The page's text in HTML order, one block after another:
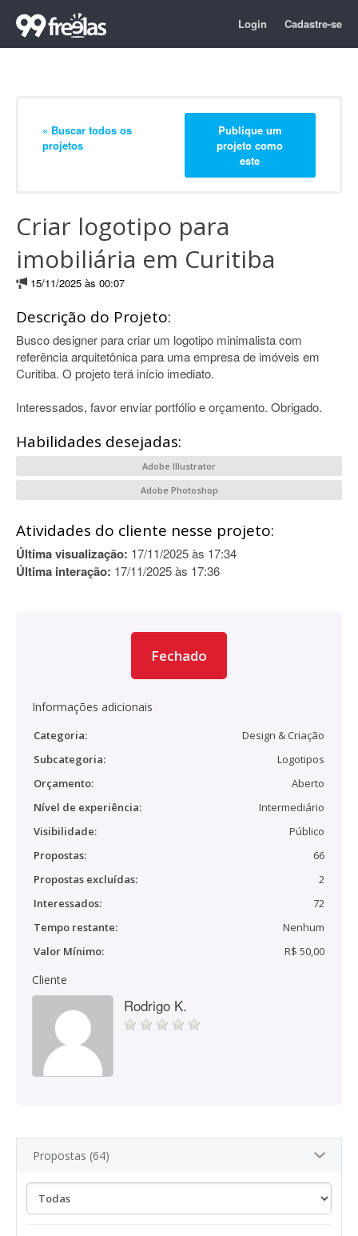
Login Cadastre-se
« Buscar todos os
projetos
Publique um
projeto como
este
Criar logotipo para
imobiliária em Curitiba
15/11/2025 às 00:07
Descrição do Projeto:
Busco designer para criar um logotipo minimalista com
referência arquitetônica para uma empresa de imóveis em
Curitiba. O projeto terá início imediato.
Interessados, favor enviar portfólio e orçamento. Obrigado.
Habilidades desejadas:
Adobe Illustrator
Adobe Photoshop
Atividades do cliente nesse projeto:
Última visualização: 17/11/2025 às 17:34
Última interação: 17/11/2025 às 17:36
Fechado
Informações adicionais
Categoria:
Design & Criação
Subcategoria:
Logotipos
Orçamento:
Aberto
Nível de experiência:
Intermediário
Visibilidade:
Público
Propostas:
66
Propostas excluídas:
2
Interessados:
72
Tempo restante:
Nenhum
Valor Mínimo:
R$ 50,00
Cliente
Rodrigo K.
Propostas (64)